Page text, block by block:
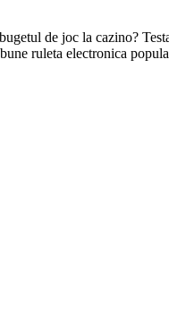
de joc la cazino?
ruleta electronica